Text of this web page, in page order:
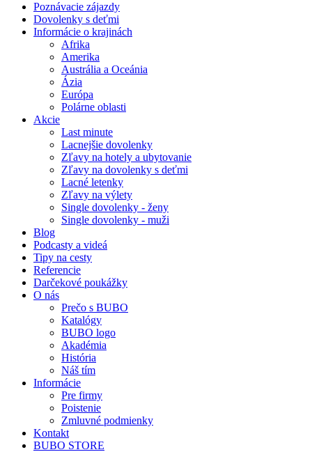
Poznávacie zájazdy
Dovolenky s deťmi
Informácie o krajinách
Afrika
Amerika
Austrália a Oceánia
Ázia
Európa
Polárne oblasti
Akcie
Last minute
Lacnejšie dovolenky
Zľavy na hotely a ubytovanie
Zľavy na dovolenky s deťmi
Lacné letenky
Zľavy na výlety
Single dovolenky - ženy
Single dovolenky - muži
Blog
Podcasty a videá
Tipy na cesty
Referencie
Darčekové poukážky
O nás
Prečo s BUBO
Katalógy
BUBO logo
Akadémia
História
Náš tím
Informácie
Pre firmy
Poistenie
Zmluvné podmienky
Kontakt
BUBO STORE